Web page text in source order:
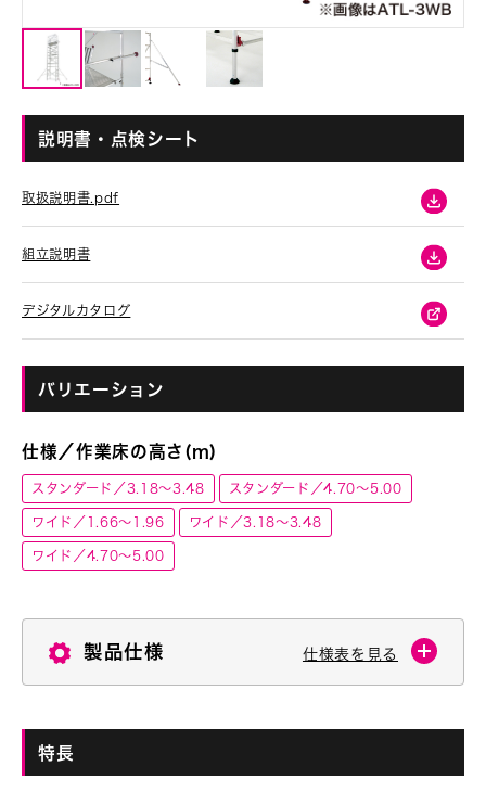
説明書・点検シート
取扱説明書.pdf
組立説明書
デジタルカタログ
バリエーション
仕様／作業床の高さ(m)
スタンダード／3.18～3.48 スタンダード／4.70～5.00
ワイド／1.66～1.96 ワイド／3.18～3.48
ワイド／4.70～5.00
製品仕様 仕様表を見る
特長